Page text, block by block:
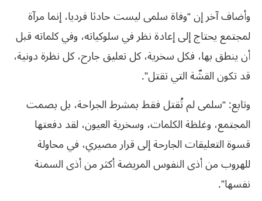
وأضاف آخر إن “وفاة سلمى ليست حادثا فرديا، إنما مرآة
لمجتمع يحتاج إلى إعادة نظر في سلوكياته، وفي كلماته قبل
أن ينطق بها، فكل سخرية، كل تعليق جارح، كل نظرة دونية،
قد تكون القشّة التي تقتل”.
وتابع: “سلمى لم تُقتل فقط بمشرط الجراحة، بل بصمت
المجتمع، وغلظة الكلمات، وسخرية العيون، لقد دفعتها
قسوة التعليقات الجارحة إلى قرار مصيري، في محاولة
للهروب من أذى النفوس المريضة أكثر من أذى السمنة
نفسها”.